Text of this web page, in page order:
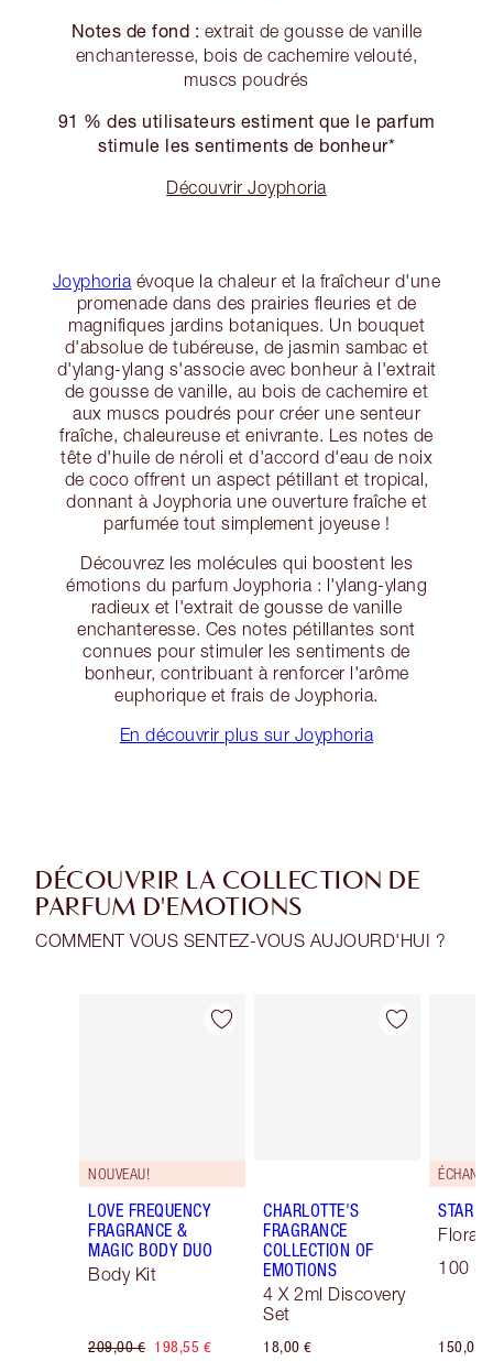
Notes de fond : extrait de gousse de vanille
enchanteresse, bois de cachemire velouté,
muscs poudrés
91 % des utilisateurs estiment que le parfum
stimule les sentiments de bonheur*
Découvrir Joyphoria
Joyphoria évoque la chaleur et la fraîcheur d'une
promenade dans des prairies fleuries et de
magnifiques jardins botaniques. Un bouquet
d'absolue de tubéreuse, de jasmin sambac et
d'ylang-ylang s'associe avec bonheur à l'extrait
de gousse de vanille, au bois de cachemire et
aux muscs poudrés pour créer une senteur
fraîche, chaleureuse et enivrante. Les notes de
tête d'huile de néroli et d'accord d'eau de noix
de coco offrent un aspect pétillant et tropical,
donnant à Joyphoria une ouverture fraîche et
parfumée tout simplement joyeuse !
Découvrez les molécules qui boostent les
émotions du parfum Joyphoria : l'ylang-ylang
radieux et l'extrait de gousse de vanille
enchanteresse. Ces notes pétillantes sont
connues pour stimuler les sentiments de
bonheur, contribuant à renforcer l'arôme
euphorique et frais de Joyphoria.
En découvrir plus sur Joyphoria
DÉCOUVRIR LA COLLECTION DE
PARFUM D'EMOTIONS
COMMENT VOUS SENTEZ-VOUS AUJOURD'HUI ?
Article 1 sur 30
NOUVEAU!
LOVE FREQUENCY
FRAGRANCE &
MAGIC BODY DUO
Body Kit
209,00 € 198,55 €
Article 2 sur 30
CHARLOTTE'S
FRAGRANCE
COLLECTION OF
EMOTIONS
4 X 2ml Discovery
Set
18,00 €
STAR
Floral
100
150,00